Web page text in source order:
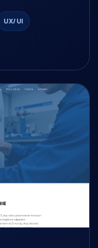
UX/UI